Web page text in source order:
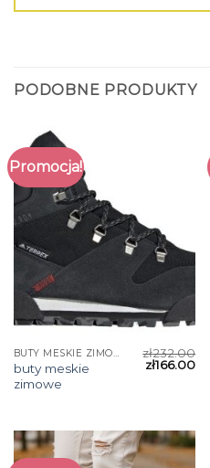
PODOBNE PRODUKTY
Promocja!
BUTY MESKIE ZIMOWE
buty meskie
zimowe
zł232.00
zł166.00